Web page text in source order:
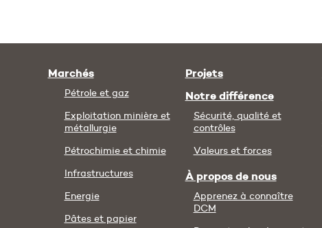
Marchés
Pétrole et gaz
Exploitation minière et
métallurgie
Pétrochimie et chimie
Infrastructures
Energie
Pâtes et papier
Projets
Notre différence
Sécurité, qualité et
contrôles
Valeurs et forces
À propos de nous
Apprenez à connaître
DCM